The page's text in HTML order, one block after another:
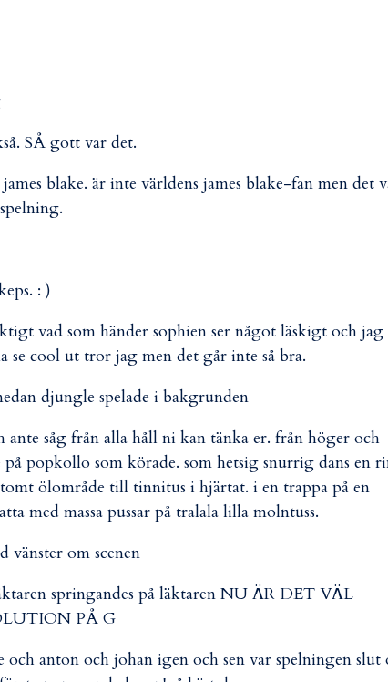
SÅ gott var det.
blake. är inte världens james blake-fan men det
: )
vad som händer sophien ser något läskigt och jag
se cool ut tror jag men det går inte så bra.
djungle spelade i bakgrunden
ante såg från alla håll ni kan tänka er. från höger och
på popkollo som körade. som hetsig snurrig dans en
ölområde till tinnitus i hjärtat. i en trappa på en
med massa pussar på tralala lilla molntuss.
vänster om scenen
springandes på läktaren NU ÄR DET VÄL
PÅ G
och anton och johan igen och sen var spelningen slut